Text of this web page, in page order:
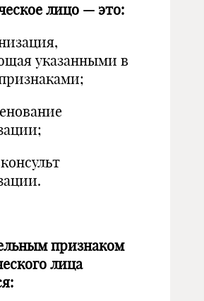
лицо — это:
указанными в
признаком
лица